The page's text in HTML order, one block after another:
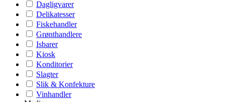
Dagligvarer
Delikatesser
Fiskehandler
Grønthandlere
Isbarer
Kiosk
Konditorier
Slagter
Slik & Konfekture
Vinhandler